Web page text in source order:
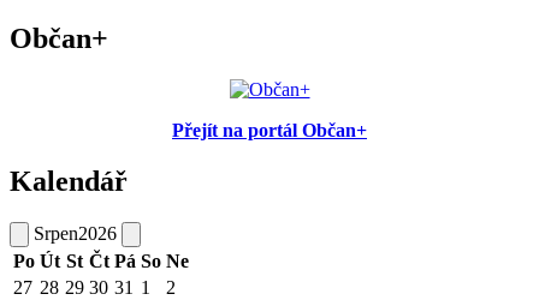
Občan+
Přejít na portál Občan+
Kalendář
Srpen2026
Po Út St Čt Pá So Ne
27 28 29 30 31 1
2